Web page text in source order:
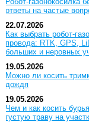
ответы на частые
22.07.2026
Как выбрать робот-
провода: RTK, GPS,
больших и неровных
19.05.2026
Можно ли косить
дождя
19.05.2026
Чем и как косить
густую траву на